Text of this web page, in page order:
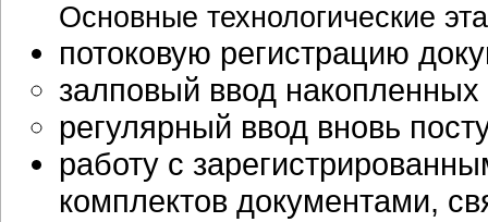
Основные технологические
потоковую регистрацию
залповый ввод
регулярный ввод вновь
работу с
комплектов документами,